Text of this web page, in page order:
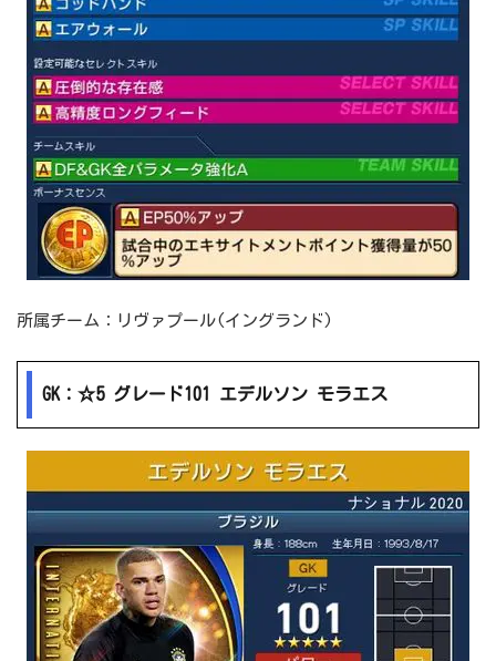
所属チーム：リヴァプール(イングランド)
GK：☆5 グレード101 エデルソン モラエス